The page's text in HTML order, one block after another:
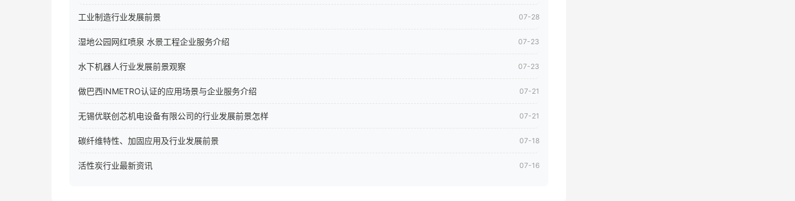
工业制造行业发展前景 07-28
湿地公园网红喷泉 水景工程企业服务介绍 07-23
水下机器人行业发展前景观察 07-23
做巴西INMETRO认证的应用场景与企业服务介绍 07-21
无锡优联创芯机电设备有限公司的行业发展前景怎样 07-21
碳纤维特性、加固应用及行业发展前景 07-18
活性炭行业最新资讯 07-16